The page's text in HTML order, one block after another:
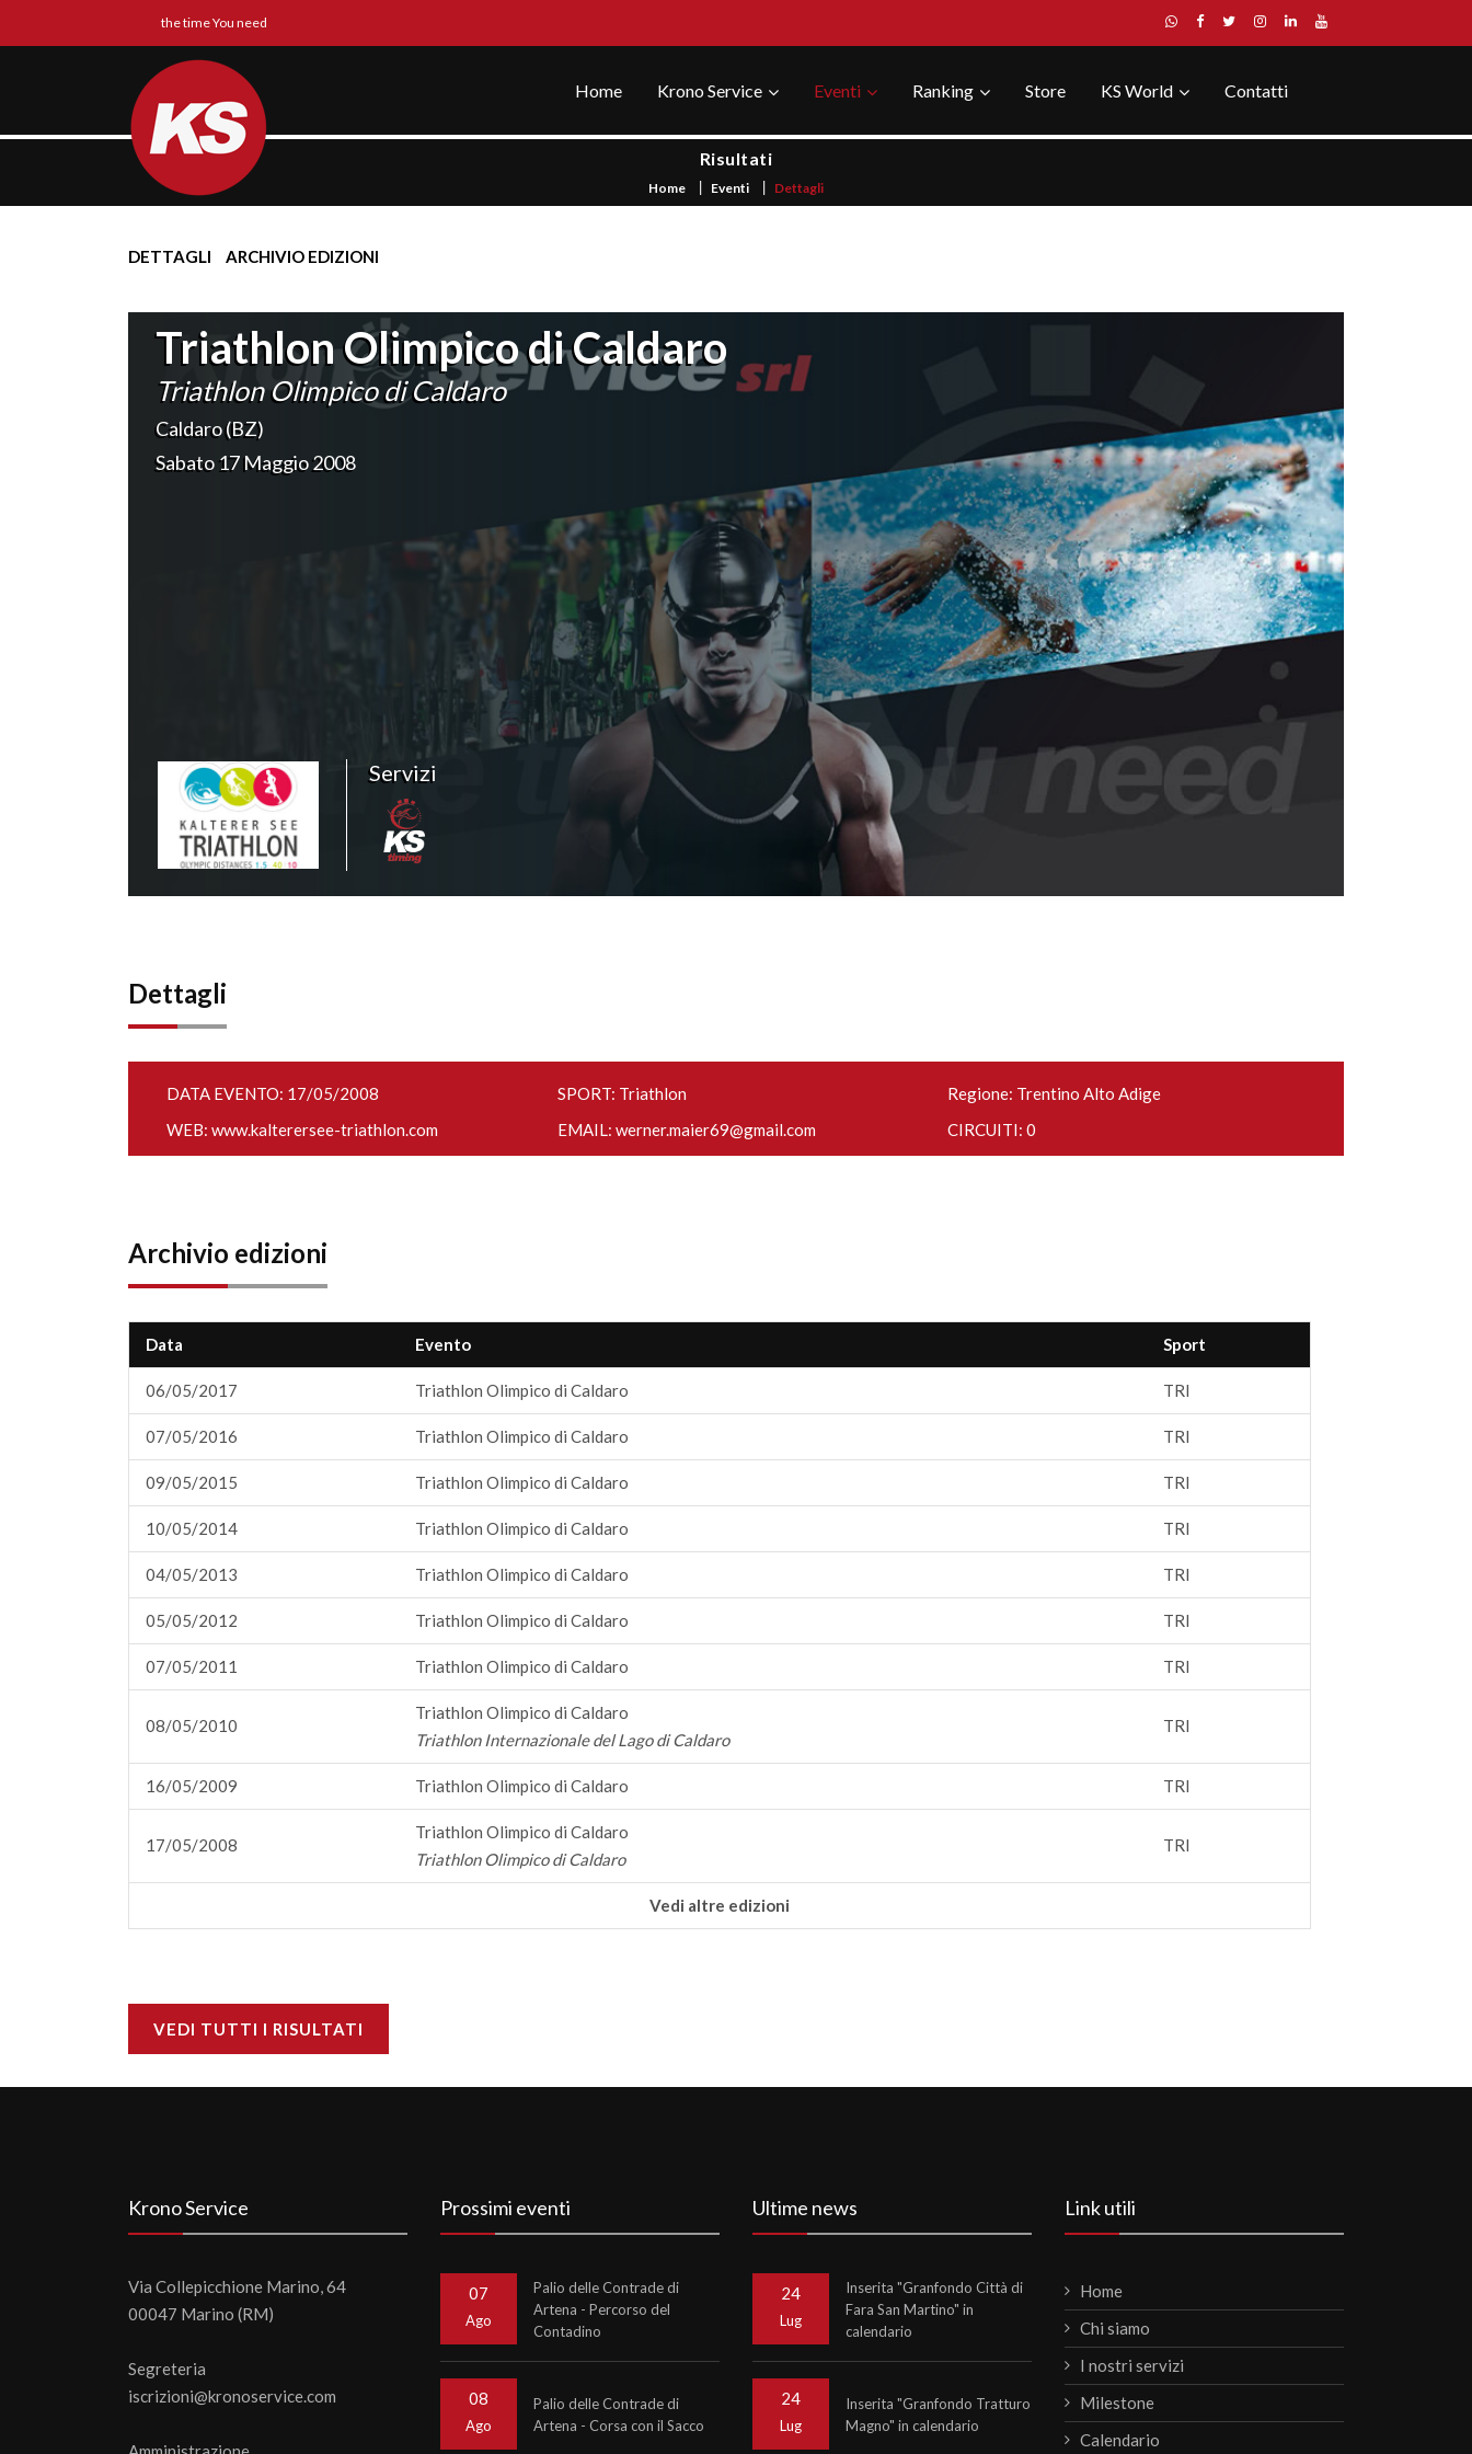
the time You need
Home Krono Service Eventi Ranking Store KS World Contatti
Risultati
Home Eventi Dettagli
DETTAGLI ARCHIVIO EDIZIONI
Triathlon Olimpico di Caldaro
Triathlon Olimpico di Caldaro
Caldaro (BZ)
Sabato 17 Maggio 2008
Servizi
Dettagli
DATA EVENTO: 17/05/2008 SPORT: Triathlon
Regione: Trentino Alto Adige
WEB: www.kalterersee-triathlon.com EMAIL: werner.maier69@gmail.com CIRCUITI: 0
Archivio edizioni
Data Evento Sport
06/05/2017 Triathlon Olimpico di Caldaro TRI
07/05/2016 Triathlon Olimpico di Caldaro TRI
09/05/2015 Triathlon Olimpico di Caldaro TRI
10/05/2014 Triathlon Olimpico di Caldaro TRI
04/05/2013 Triathlon Olimpico di Caldaro TRI
05/05/2012 Triathlon Olimpico di Caldaro TRI
07/05/2011 Triathlon Olimpico di Caldaro TRI
08/05/2010
Triathlon Olimpico di Caldaro
Triathlon Internazionale del Lago di Caldaro
TRI
16/05/2009 Triathlon Olimpico di Caldaro TRI
17/05/2008
Triathlon Olimpico di Caldaro
Triathlon Olimpico di Caldaro
TRI
Vedi altre edizioni
VEDI TUTTI I RISULTATI
Krono Service
Via Collepicchione Marino, 64
00047 Marino (RM)
Segreteria
iscrizioni@kronoservice.com
Prossimi eventi
07
Ago
Palio delle Contrade di
Artena - Percorso del
Contadino
08
Ago
Palio delle Contrade di
Artena - Corsa con il Sacco
Ultime news
24
Lug
Inserita "Granfondo Città di
Fara San Martino" in
calendario
24
Lug
Inserita "Granfondo Tratturo
Magno" in calendario
Link utili
Home
Chi siamo
I nostri servizi
Milestone
Calendario